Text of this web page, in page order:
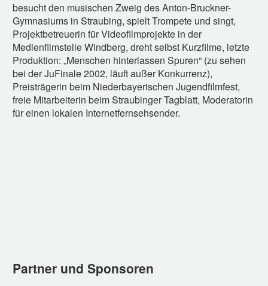
besucht den musischen Zweig des Anton-Bruckner-
Gymnasiums in Straubing, spielt Trompete und singt,
Projektbetreuerin für Videofilmprojekte in der
Medienfilmstelle Windberg, dreht selbst Kurzfilme, letzte
Produktion: „Menschen hinterlassen Spuren“ (zu sehen
bei der JuFinale 2002, läuft außer Konkurrenz),
Preisträgerin beim Niederbayerischen Jugendfilmfest,
freie Mitarbeiterin beim Straubinger Tagblatt, Moderatorin
für einen lokalen Internetfernsehsender.
Partner und Sponsoren